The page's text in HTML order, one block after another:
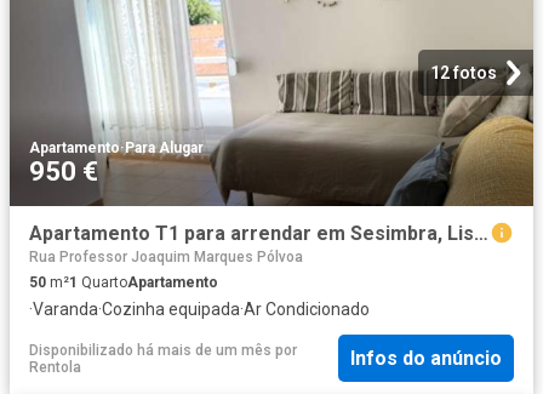
12 fotos
Apartamento·Para Alugar
950 €
Apartamento T1 para arrendar em Sesimbra, Lisboa
Rua Professor Joaquim Marques Pólvoa
50 m²1 QuartoApartamento
·Varanda·Cozinha equipada·Ar Condicionado
Disponibilizado há mais de um mês por
Rentola
Infos do anúncio